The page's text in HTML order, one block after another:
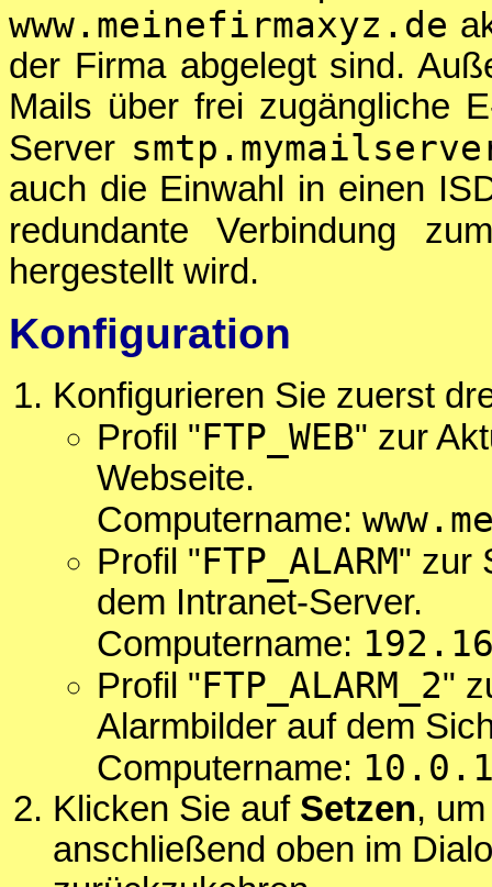
www.meinefirmaxyz.de
der Firma abgelegt sind.
Mails über frei zugängliche
Server
auch die Einwahl in einen
redundante Verbindung
hergestellt wird.
Konfiguration
Konfigurieren Sie zuerst
Profil "FTP_WEB" zur
Webseite.
Computername:
Profil "FTP_ALARM" zur
dem Intranet-Server.
Computername:
Profil "FTP_ALARM_2"
Alarmbilder auf dem
Computername:
Klicken Sie auf Setzen,
anschließend oben im